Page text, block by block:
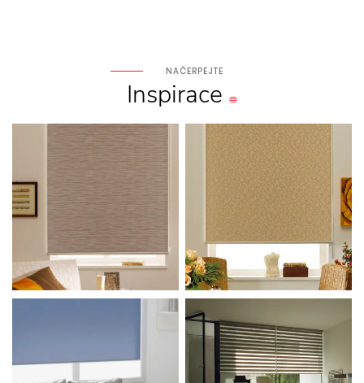
NAČERPEJTE
Inspirace